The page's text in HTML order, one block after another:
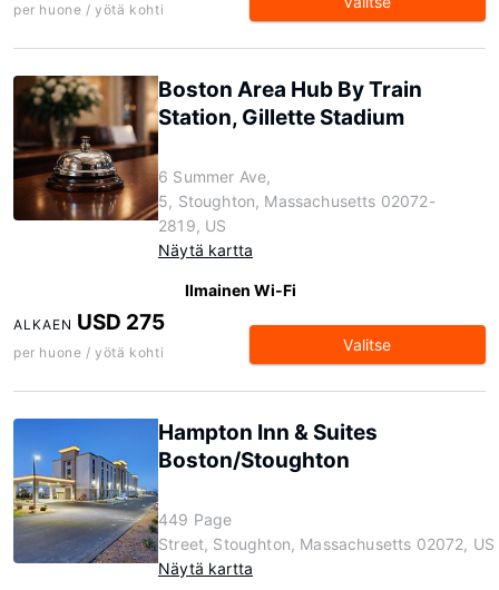
per huone / yötä kohti
Boston Area Hub By Train
Station, Gillette Stadium
6 Summer Ave,
5, Stoughton, Massachusetts 02072-
2819, US
Näytä kartta
Ilmainen Wi-Fi
ALKAEN USD 275
per huone / yötä kohti Valitse
Hampton Inn & Suites
Boston/Stoughton
449 Page
Street, Stoughton, Massachusetts 02072, US
Näytä kartta